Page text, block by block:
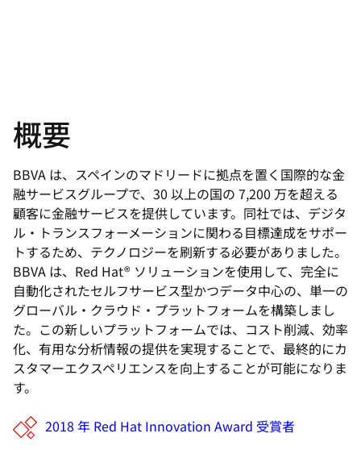
概要
BBVA は、スペインのマドリードに拠点を置く国際的な金
融サービスグループで、30 以上の国の 7,200 万を超える
顧客に金融サービスを提供しています。同社では、デジタ
ル・トランスフォーメーションに関わる目標達成をサポー
トするため、テクノロジーを刷新する必要がありました。
BBVA は、Red Hat® ソリューションを使用して、完全に
自動化されたセルフサービス型かつデータ中心の、単一の
グローバル・クラウド・プラットフォームを構築しまし
た。この新しいプラットフォームでは、コスト削減、効率
化、有用な分析情報の提供を実現することで、最終的にカ
スタマーエクスペリエンスを向上することが可能になりま
す。
2018 年 Red Hat Innovation Award 受賞者